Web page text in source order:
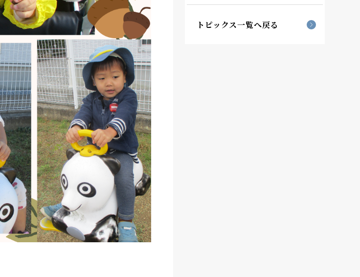
トピックス一覧へ戻る